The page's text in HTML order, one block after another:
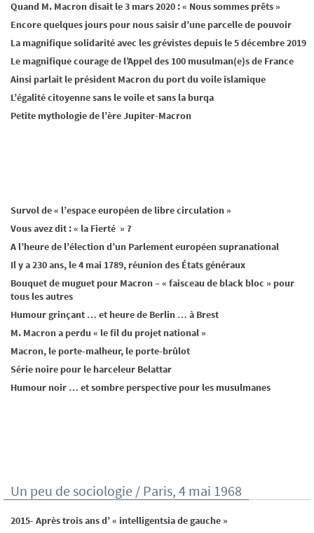
Quand M. Macron disait le 3 mars 2020 : « Nous sommes prêts »
Encore quelques jours pour nous saisir d’une parcelle de pouvoir
La magnifique solidarité avec les grévistes depuis le 5 décembre 2019
Le magnifique courage de l’Appel des 100 musulman(e)s de France
Ainsi parlait le président Macron du port du voile islamique
L’égalité citoyenne sans le voile et sans la burqa
Petite mythologie de l’ère Jupiter-Macron
Survol de « l’espace européen de libre circulation »
Vous avez dit : « la Fierté » ?
A l’heure de l’élection d’un Parlement européen supranational
Il y a 230 ans, le 4 mai 1789, réunion des États généraux
Bouquet de muguet pour Macron – « faisceau de black bloc » pour
tous les autres
Humour grinçant … et heure de Berlin … à Brest
M. Macron a perdu « le fil du projet national »
Macron, le porte-malheur, le porte-brûlot
Série noire pour le harceleur Belattar
Humour noir … et sombre perspective pour les musulmanes
Un peu de sociologie / Paris, 4 mai 1968
2015- Après trois ans d’ « intelligentsia de gauche »